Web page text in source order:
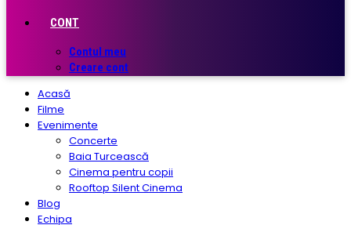
CONT
Contul meu
Creare cont
Acasă
Filme
Evenimente
Concerte
Baia Turcească
Cinema pentru copii
Rooftop Silent Cinema
Blog
Echipa